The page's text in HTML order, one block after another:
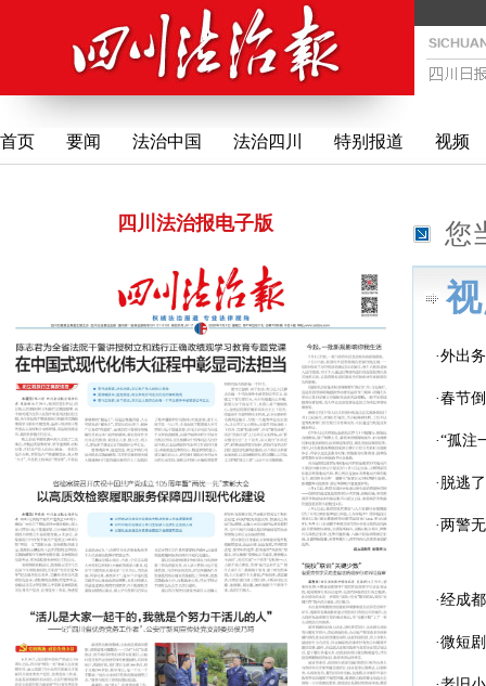
首页 要闻 法治中国 法治四川 特别报道 视频
四川法治报电子版 您
·外出
·春节
·“孤注
·脱逃
·两警
·经成
·微短